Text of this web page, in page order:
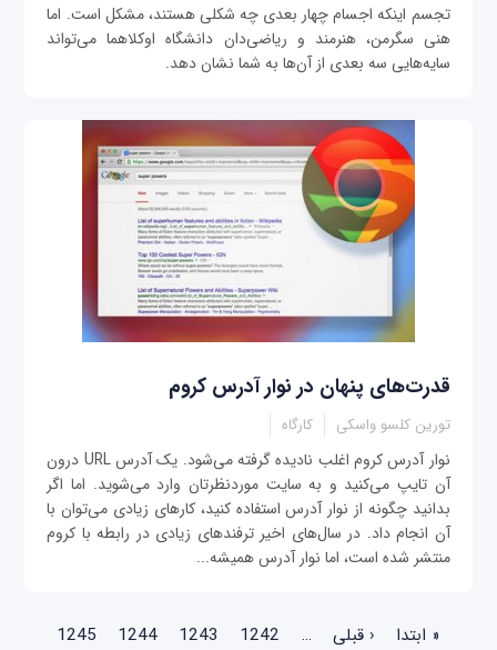
تجسم اینکه اجسام چهار بعدی چه شکلی هستند، مشکل است. اما
هنی سگرمن، هنرمند و ریاضی‌دان دانشگاه اوکلاهما می‌تواند
سایه‌هایی سه بعدی از آن‌ها به شما نشان دهد.
قدرت‌های پنهان در نوار آدرس کروم
تورین کلسو واسکی کارگاه
نوار آدرس کروم اغلب نادیده گرفته می‌شود. یک آدرس URL درون
آن تایپ می‌کنید و به سایت موردنظرتان وارد می‌شوید. اما اگر
بدانید چگونه از نوار آدرس استفاده کنید، کارهای زیادی می‌توان با
آن انجام داد. در سال‌های اخیر ترفندهای زیادی در رابطه با کروم
منتشر شده است، اما نوار آدرس همیشه...
صفحه‌ها
« ابتدا ‹ قبلی …
1242
1243
1244
1245